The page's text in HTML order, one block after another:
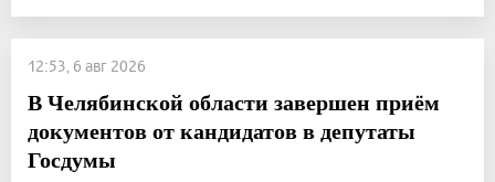
12:53, 6 авг 2026
В Челябинской области завершен приём
документов от кандидатов в депутаты
Госдумы